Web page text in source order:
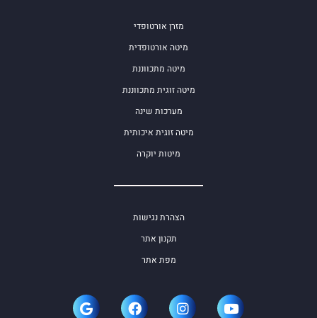
מזרן אורטופדי
מיטה אורטופדית
מיטה מתכווננת
מיטה זוגית מתכווננת
מערכות שינה
מיטה זוגית איכותית
מיטות יוקרה
הצהרת נגישות
תקנון אתר
מפת אתר